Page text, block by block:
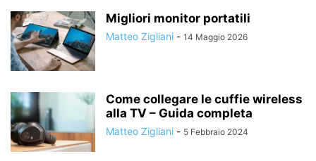
Migliori monitor portatili
Matteo Zigliani - 14 Maggio 2026
Come collegare le cuffie wireless
alla TV – Guida completa
Matteo Zigliani - 5 Febbraio 2024